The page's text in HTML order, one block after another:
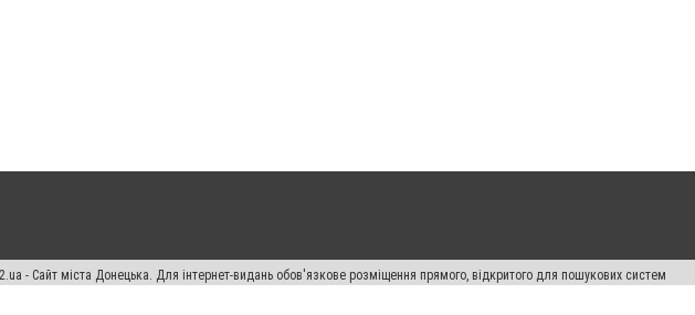
- Сайт міста Донецька. Для інтернет-видань обов'язкове розміщення прямого, відкритого для пошукових систем